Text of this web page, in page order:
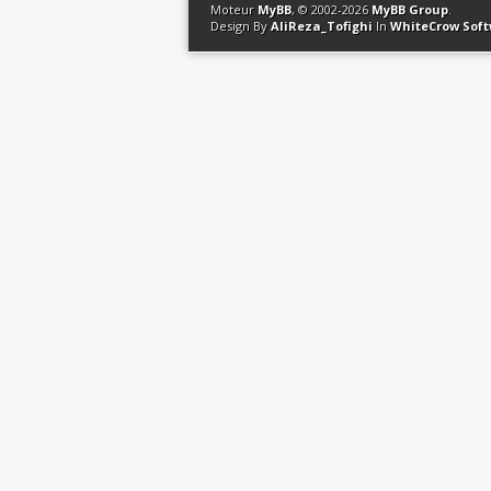
Moteur MyBB, © 2002-2026 MyBB Group.
Design By AliReza_Tofighi In WhiteCrow